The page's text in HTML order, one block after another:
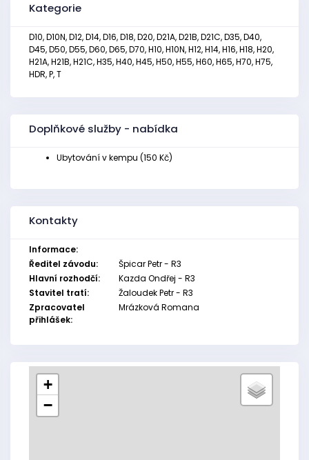
Kategorie
D10, D10N, D12, D14, D16, D18, D20, D21A, D21B, D21C, D35, D40,
D45, D50, D55, D60, D65, D70, H10, H10N, H12, H14, H16, H18, H20,
H21A, H21B, H21C, H35, H40, H45, H50, H55, H60, H65, H70, H75,
HDR, P, T
Doplňkové služby - nabídka
Ubytování v kempu (150 Kč)
Kontakty
Informace:
Ředitel závodu:
Špicar Petr - R3
Hlavní rozhodčí:
Kazda Ondřej - R3
Stavitel tratí:
Žaloudek Petr - R3
Zpracovatel
přihlášek:
Mrázková Romana
+
−